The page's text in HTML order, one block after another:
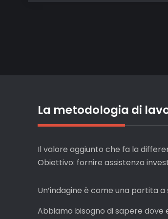
La metodologia di
Il valore aggiunto che fa la
Obiettivo: fornire assistenza
Un’indagine è come una partita a
Abbiamo bisogno di sapere dove